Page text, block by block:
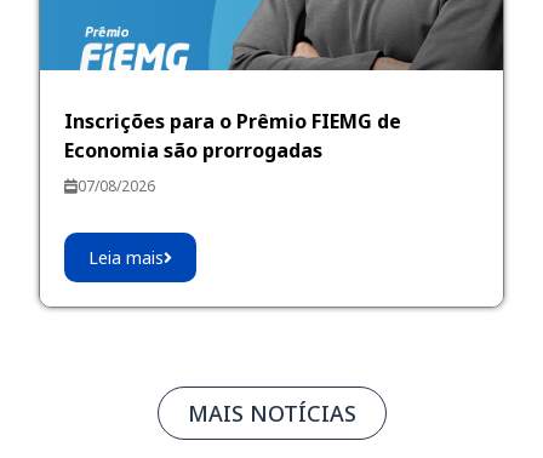
Inscrições para o Prêmio FIEMG de
Economia são prorrogadas
07/08/2026
Leia mais
MAIS NOTÍCIAS